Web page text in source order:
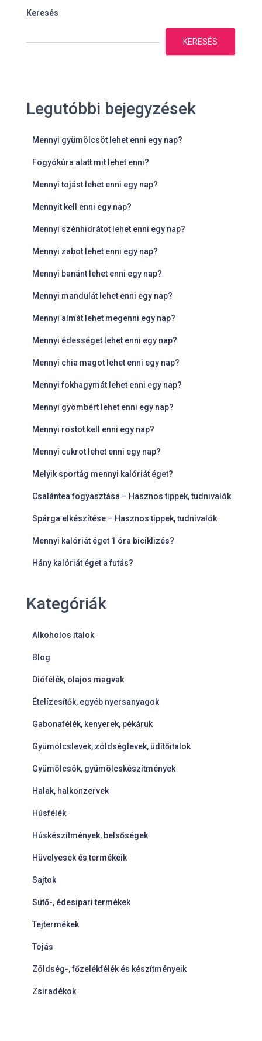
Keresés
KERESÉS
Legutóbbi bejegyzések
Mennyi gyümölcsöt lehet enni egy nap?
Fogyókúra alatt mit lehet enni?
Mennyi tojást lehet enni egy nap?
Mennyit kell enni egy nap?
Mennyi szénhidrátot lehet enni egy nap?
Mennyi zabot lehet enni egy nap?
Mennyi banánt lehet enni egy nap?
Mennyi mandulát lehet enni egy nap?
Mennyi almát lehet megenni egy nap?
Mennyi édességet lehet enni egy nap?
Mennyi chia magot lehet enni egy nap?
Mennyi fokhagymát lehet enni egy nap?
Mennyi gyömbért lehet enni egy nap?
Mennyi rostot kell enni egy nap?
Mennyi cukrot lehet enni egy nap?
Melyik sportág mennyi kalóriát éget?
Csalántea fogyasztása – Hasznos tippek, tudnivalók
Spárga elkészítése – Hasznos tippek, tudnivalók
Mennyi kalóriát éget 1 óra biciklizés?
Hány kalóriát éget a futás?
Kategóriák
Alkoholos italok
Blog
Diófélék, olajos magvak
Ételízesítők, egyéb nyersanyagok
Gabonafélék, kenyerek, pékáruk
Gyümölcslevek, zöldséglevek, üdítőitalok
Gyümölcsök, gyümölcskészítmények
Halak, halkonzervek
Húsfélék
Húskészítmények, belsőségek
Hüvelyesek és termékeik
Sajtok
Sütő-, édesipari termékek
Tejtermékek
Tojás
Zöldség-, főzelékfélék és készítményeik
Zsiradékok